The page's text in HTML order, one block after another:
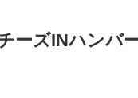
ーズINハンバ